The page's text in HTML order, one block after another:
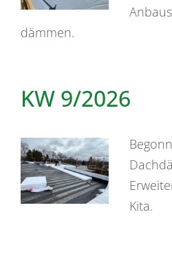
dämmen.
KW 9/2026
Kita.